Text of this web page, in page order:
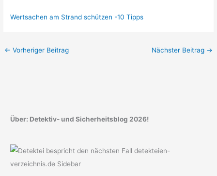
Wertsachen am Strand schützen -10 Tipps
← Vorheriger Beitrag Nächster Beitrag →
Über: Detektiv- und Sicherheitsblog 2026!